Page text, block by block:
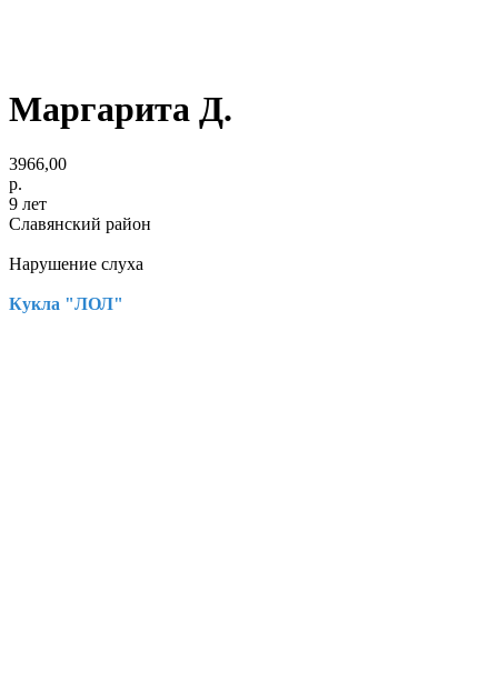
Маргарита Д.
3966,00
р.
9 лет
Славянский район
Нарушение слуха
Кукла "ЛОЛ"